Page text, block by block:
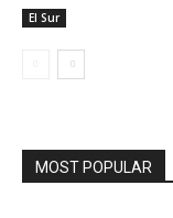
El Sur
MOST POPULAR